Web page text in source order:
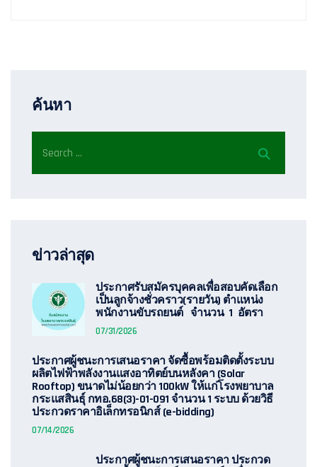
ค้นหา
ข่าวล่าสุด
ประกาศรับสมัครบุคคลเพื่อสอบคัดเลือก
เป็นลูกจ้างชั่วคราว(รายวัน) ตำแหน่ง
พนักงานขับรถยนต์ จำนวน 1 อัตรา
07/31/2026
ประกาศผู้ชนะการเสนอราคา จัดซื้อพร้อมติดตั้งระบบ
ผลิตไฟฟ้าพลังงานแสงอาทิตย์บนหลังคา (Solar
Rooftop) ขนาดไม่น้อยกว่า 100kW ให้แก่โรงพยาบาล
กระแสสินธุ์ กทอ.68(3)-01-091 จำนวน 1 ระบบ ด้วยวิธี
ประกวดราคาอิเล็กทรอนิกส์ (e-bidding)
07/14/2026
ประกาศผู้ชนะการเสนอราคา ประกวด